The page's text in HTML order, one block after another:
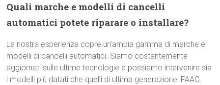
Quali marche e modelli di cancelli
automatici potete riparare o installare?
La nostra esperienza copre un’ampia gamma di marche e
modelli di cancelli automatici. Siamo costantemente
aggiornati sulle ultime tecnologie e possiamo intervenire sia
i modelli più datati che quelli di ultima generazione: FAAC,